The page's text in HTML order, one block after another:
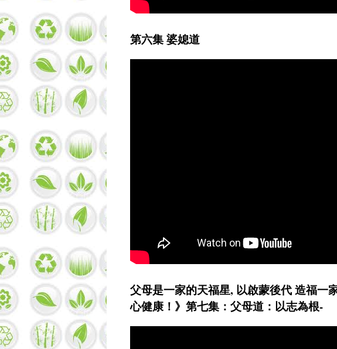
第六集 婆媳道
父母是一家的天福星, 以啟蒙後代 造福一
心健康！》第七集：父母道：以志為根-